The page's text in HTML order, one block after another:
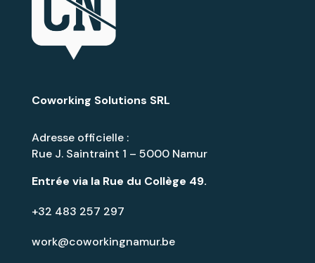
Coworking Solutions SRL
Adresse officielle :
Rue J. Saintraint 1 – 5000 Namur
Entrée via la Rue du Collège 49.
+32 483 257 297
work@coworkingnamur.be